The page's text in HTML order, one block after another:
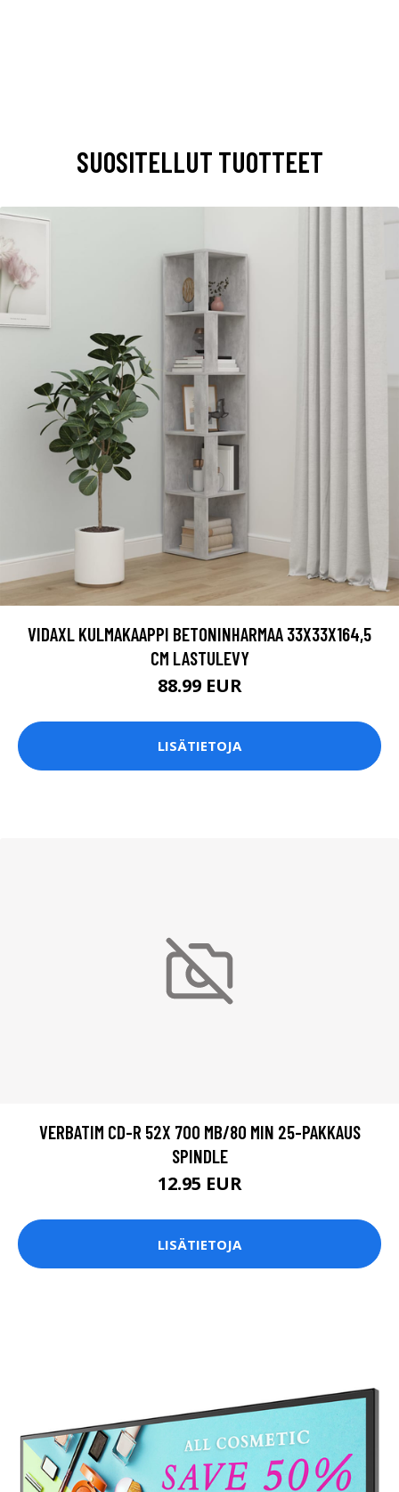
SUOSITELLUT TUOTTEET
VIDAXL KULMAKAAPPI BETONINHARMAA 33X33X164,5
CM LASTULEVY
88.99 EUR
LISÄTIETOJA
VERBATIM CD-R 52X 700 MB/80 MIN 25-PAKKAUS
SPINDLE
12.95 EUR
LISÄTIETOJA